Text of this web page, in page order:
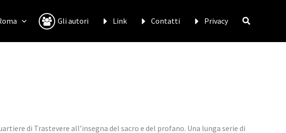
Gli autori Link Contatti Privacy
di Trastevere all’insegna del sacro e del profano. Una lunga serie di